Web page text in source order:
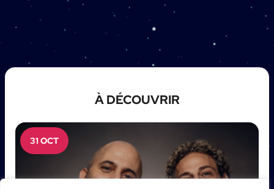
À DÉCOUVRIR
31 OCT